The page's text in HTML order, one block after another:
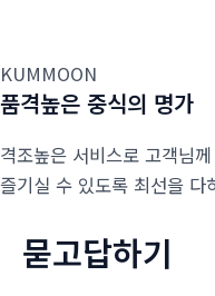
KUMMOON
품격높은 중식의 명가
격조높은 서비스로 고객님
즐기실 수 있도록 최선을 다
묻고답하기